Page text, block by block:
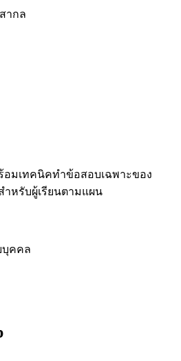
ากล
อมเทคนิคทำข้อสอบเฉพาะของ
ำหรับผู้เรียนตามแผน
บุคคล